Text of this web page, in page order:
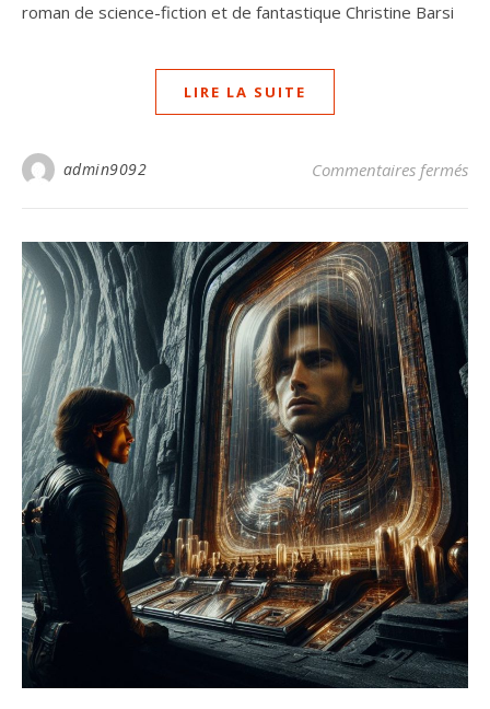
roman de science-fiction et de fantastique Christine Barsi
LIRE LA SUITE
admin9092 Commentaires fermés